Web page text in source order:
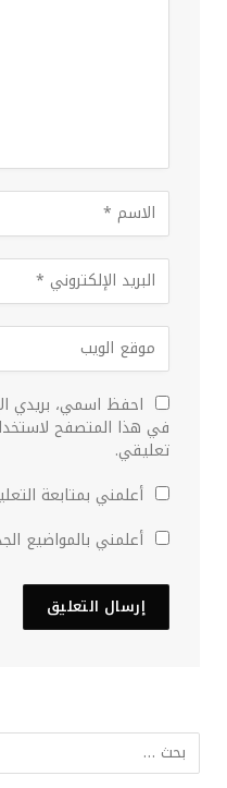
احفظ اسمي، بريدي
في هذا المتصفح
تعليقي.
أعلمني بمتابعة
أعلمني بالمواضيع